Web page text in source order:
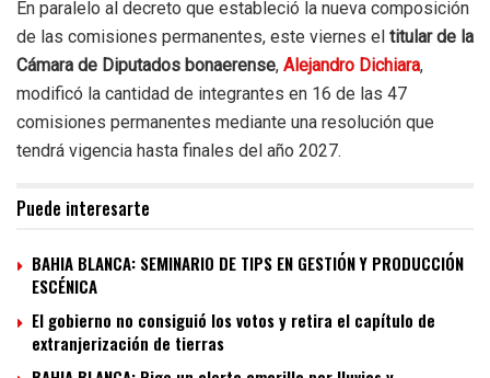
En paralelo al decreto que estableció la nueva composición
de las comisiones permanentes, este viernes el titular de la
Cámara de Diputados bonaerense, Alejandro Dichiara,
modificó la cantidad de integrantes en 16 de las 47
comisiones permanentes mediante una resolución que
tendrá vigencia hasta finales del año 2027.
Puede interesarte
BAHIA BLANCA: SEMINARIO DE TIPS EN GESTIÓN Y PRODUCCIÓN
ESCÉNICA
El gobierno no consiguió los votos y retira el capítulo de
extranjerización de tierras